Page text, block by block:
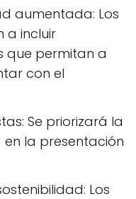
aumentada: Los
a incluir
que permitan a
con el
Se priorizará la
la presentación
Los